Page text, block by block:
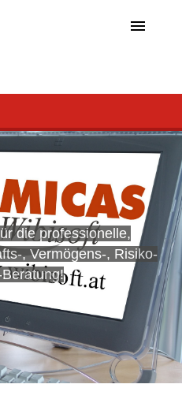
menu
die professionelle,
, Vermögens-, Risiko-